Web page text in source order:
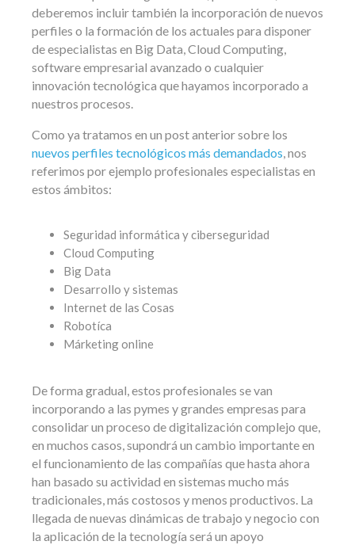
deberemos incluir también la incorporación de nuevos
perfiles o la formación de los actuales para disponer
de especialistas en Big Data, Cloud Computing,
software empresarial avanzado o cualquier
innovación tecnológica que hayamos incorporado a
nuestros procesos.
Como ya tratamos en un post anterior sobre los
nuevos perfiles tecnológicos más demandados, nos
referimos por ejemplo profesionales especialistas en
estos ámbitos:
Seguridad informática y ciberseguridad
Cloud Computing
Big Data
Desarrollo y sistemas
Internet de las Cosas
Robotíca
Márketing online
De forma gradual, estos profesionales se van
incorporando a las pymes y grandes empresas para
consolidar un proceso de digitalización complejo que,
en muchos casos, supondrá un cambio importante en
el funcionamiento de las compañías que hasta ahora
han basado su actividad en sistemas mucho más
tradicionales, más costosos y menos productivos. La
llegada de nuevas dinámicas de trabajo y negocio con
la aplicación de la tecnología será un apoyo